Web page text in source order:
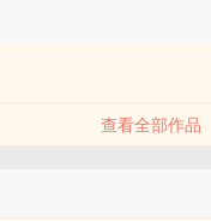
查看全部作品